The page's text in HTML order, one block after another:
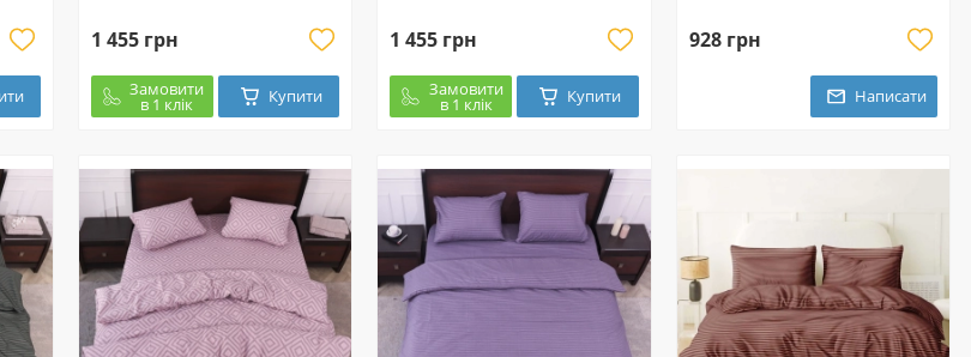
1 455 грн
Замовити
в 1 клік Купити
1 455 грн
Замовити
в 1 клік Купити
928 грн
Написати